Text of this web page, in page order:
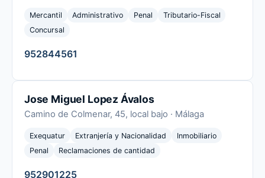
Mercantil Administrativo Penal
Tributario-Fiscal
Concursal
952844561
Jose Miguel Lopez Ávalos
Camino de Colmenar, 45, local bajo · Málaga
Exequatur Extranjería y Nacionalidad
Inmobiliario
Penal
Reclamaciones de cantidad
952901225